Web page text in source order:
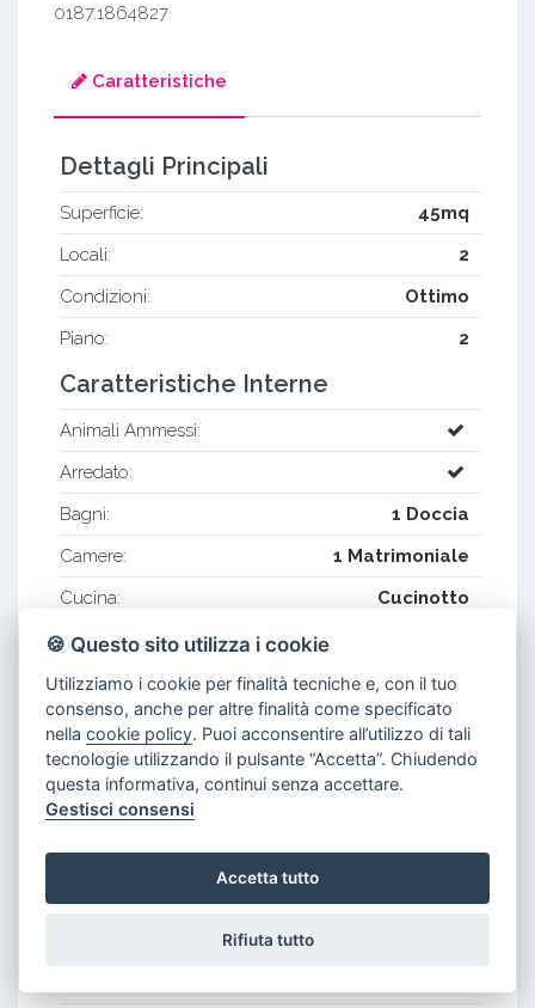
0187.1864827
Caratteristiche
Dettagli Principali
Superficie:
45mq
Locali:
2
Condizioni:
Ottimo
Piano:
2
Caratteristiche Interne
Animali Ammessi:
Arredato:
Bagni:
1 Doccia
Camere:
1 Matrimoniale
Cucina:
Cucinotto
Disimpegno:
Ingresso:
Zona Giorno:
Salotto
Caratteristiche Esterne
Cancello Elettrico:
Deposito Biciclette:
Parcheggio (Posti Auto):
1 Privato n°7
Passaggio Pedonale:
🍪 Questo sito utilizza i cookie
Utilizziamo i cookie per finalità tecniche e, con il tuo
consenso, anche per altre finalità come specificato
nellacookie policy. Puoi acconsentire all’utilizzo di tali
tecnologie utilizzando il pulsante “Accetta”. Chiudendo
questa informativa, continui senza accettare.
Gestisci consensi
Accetta tutto
Rifiuta tutto